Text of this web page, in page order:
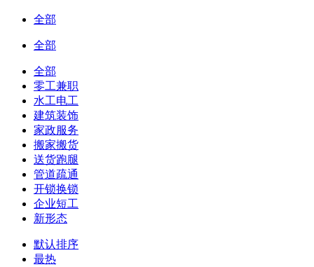
全部
全部
全部
零工兼职
水工电工
建筑装饰
家政服务
搬家搬货
送货跑腿
管道疏通
开锁换锁
企业短工
新形态
默认排序
最热